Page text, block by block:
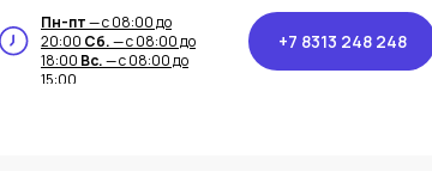
+7 8313 248 248
Пн-пт— с 08:00 до
20:00 Сб.— с 08:00 до
18:00 Вс.— с 08:00 до
15:00